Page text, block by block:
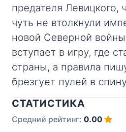
предателя Левицкого,
чуть не втолкнули
новой Северной
вступает в игру, где
страны, а правила
брезгует пулей в
СТАТИСТИКА
Средний рейтинг: 0.00